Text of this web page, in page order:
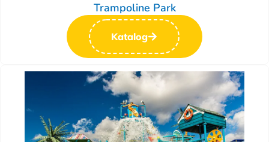
Trampoline Park
Katalog